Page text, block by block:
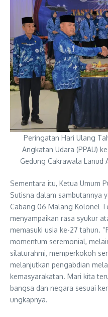
Peringatan Hari Ulang
Angkatan Udara (PPAU)
Gedung Cakrawala
Sementara itu, Ketua Umum
Sutisna dalam sambutannya
Cabang 06 Malang Kolonel
menyampaikan rasa syukur
memasuki usia ke-27 tahun.
momentum seremonial,
silaturahmi, memperkokoh
melanjutkan pengabdian
kemasyarakatan. Mari kita
bangsa dan negara sesuai
ungkapnya.